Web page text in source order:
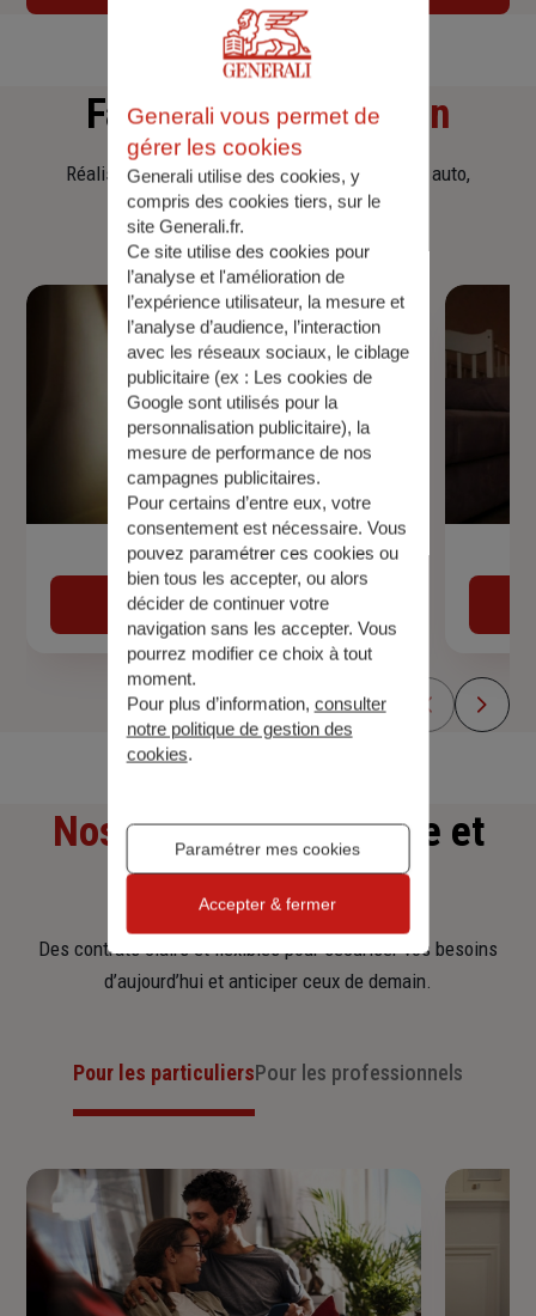
Faitesune simulation
Réalisez une simulation tarifaire d'assurance, auto,
habitation, prêt immobilier.
Devis assurance auto
Obtenir une estimation
Nos offresd'assurance et
d'épargne
Des contrats clairs et flexibles pour sécuriser vos besoins
d’aujourd’hui et anticiper ceux de demain.
Pour les particuliersPour les professionnels
Generali vous permet de
gérer les cookies
Generali utilise des cookies, y
compris des cookies tiers, sur le
site Generali.fr.
Ce site utilise des cookies pour
l’analyse et l'amélioration de
l’expérience utilisateur, la mesure et
l’analyse d’audience, l’interaction
avec les réseaux sociaux, le ciblage
publicitaire (ex : Les cookies de
Google sont utilisés pour la
personnalisation publicitaire), la
mesure de performance de nos
campagnes publicitaires.
Pour certains d’entre eux, votre
consentement est nécessaire. Vous
pouvez paramétrer ces cookies ou
bien tous les accepter, ou alors
décider de continuer votre
navigation sans les accepter. Vous
pourrez modifier ce choix à tout
moment.
Pour plus d’information, consulter
notre politique de gestion des
cookies.
Paramétrer mes cookies
Accepter & fermer